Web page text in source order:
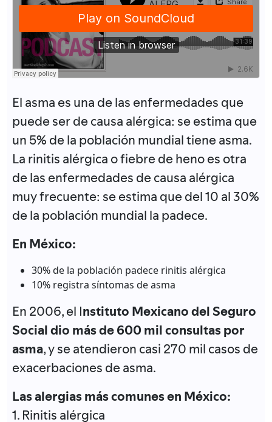
El asma es una de las enfermedades que
puede ser de causa alérgica: se estima que
un 5% de la población mundial tiene asma.
La rinitis alérgica o fiebre de heno es otra
de las enfermedades de causa alérgica
muy frecuente: se estima que del 10 al 30%
de la población mundial la padece.
En México:
30% de la población padece rinitis alérgica
10% registra síntomas de asma
En 2006, el Instituto Mexicano del Seguro
Social dio más de 600 mil consultas por
asma, y se atendieron casi 270 mil casos de
exacerbaciones de asma.
Las alergias más comunes en México:
1. Rinitis alérgica